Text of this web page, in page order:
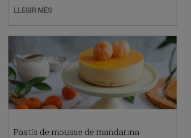
LLEGIR MÉS
Pastís de mousse de mandarina